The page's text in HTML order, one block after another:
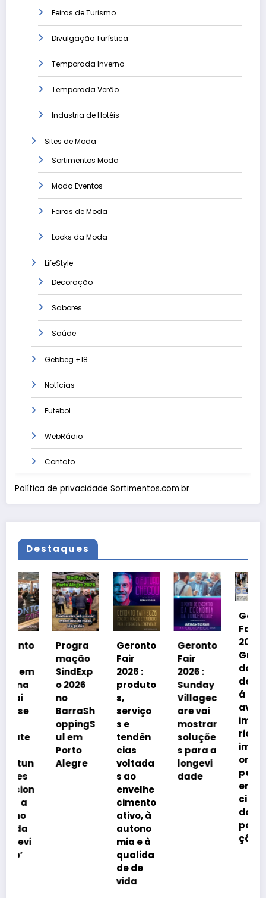
Feiras de Turismo
Divulgação Turística
Temporada Inverno
Temporada Verão
Industria de Hotéis
Sites de Moda
Sortimentos Moda
Moda Eventos
Feiras de Moda
Looks da Moda
LifeStyle
Decoração
Sabores
Saúde
Gebbeg +18
Notícias
Futebol
WebRádio
Contato
Política de privacidade Sortimentos.com.br
Destaques
Progra
mação
SindExp
o 2026
no
BarraSh
oppingS
ul em
Alegre
Geronto
Fair
2026 :
produto
serviço
s e
tendên
voltada
envelhe
cimento
ativo, à
autono
mia e à
qualida
Geronto
Sunday
Villagec
are vai
mostrar
soluçõe
s para a
longevi
Geronto
Fair
2026 em
debater
á
avanço
imobiliá
rio
impulsi
onado
envelhe
cimento
popula